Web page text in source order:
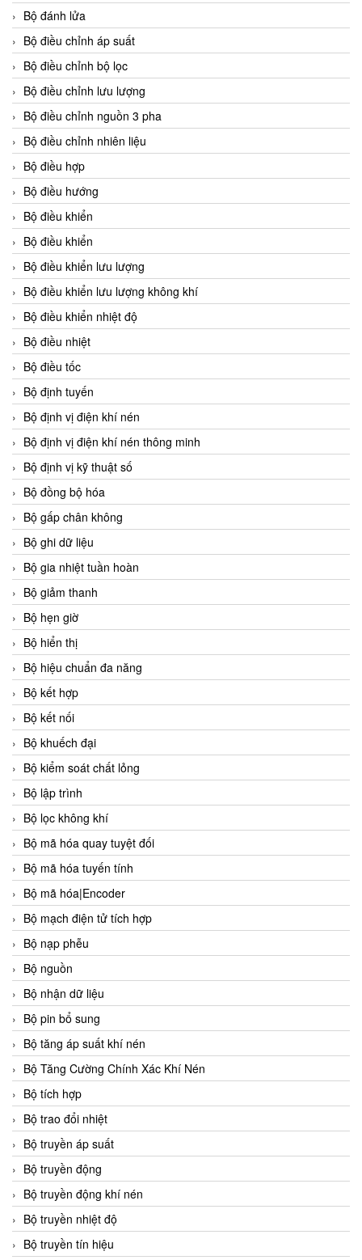
Bộ đánh lửa
Bộ điều chỉnh áp suất
Bộ điều chỉnh bộ lọc
Bộ điều chỉnh lưu lượng
Bộ điều chỉnh nguồn 3 pha
Bộ điều chỉnh nhiên liệu
Bộ điều hợp
Bộ điều hướng
Bộ điều khiển
Bộ điều khiển
Bộ điều khiển lưu lượng
Bộ điều khiển lưu lượng không khí
Bộ điều khiển nhiệt độ
Bộ điều nhiệt
Bộ điều tốc
Bộ định tuyến
Bộ định vị điện khí nén
Bộ định vị điện khí nén thông minh
Bộ định vị kỹ thuật số
Bộ đồng bộ hóa
Bộ gấp chân không
Bộ ghi dữ liệu
Bộ gia nhiệt tuần hoàn
Bộ giảm thanh
Bộ hẹn giờ
Bộ hiển thị
Bộ hiệu chuẩn đa năng
Bộ kết hợp
Bộ kết nối
Bộ khuếch đại
Bộ kiểm soát chất lỏng
Bộ lập trình
Bộ lọc không khí
Bộ mã hóa quay tuyệt đối
Bộ mã hóa tuyến tính
Bộ mã hóa|Encoder
Bộ mạch điện tử tích hợp
Bộ nạp phễu
Bộ nguồn
Bộ nhận dữ liệu
Bộ pin bổ sung
Bộ tăng áp suất khí nén
Bộ Tăng Cường Chính Xác Khí Nén
Bộ tích hợp
Bộ trao đổi nhiệt
Bộ truyền áp suất
Bộ truyền động
Bộ truyền động khí nén
Bộ truyền nhiệt độ
Bộ truyền tín hiệu